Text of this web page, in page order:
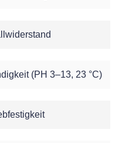
(PH 3–13, 23 °C)